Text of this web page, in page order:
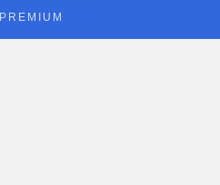
PREMIUM